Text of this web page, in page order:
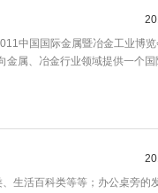
中国国际金属暨冶金工业博览
金属、冶金行业领域提供一个
生活百科类等等；办公桌旁的